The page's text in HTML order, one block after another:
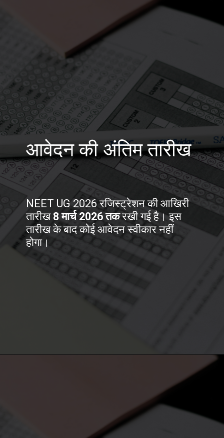
आवेदन की अंतिम तारीख
NEET UG 2026 रजिस्ट्रेशन की आखिरी
तारीख 8 मार्च 2026 तकरखी गई है। इस
तारीख के बाद कोई आवेदन स्वीकार नहीं
होगा।